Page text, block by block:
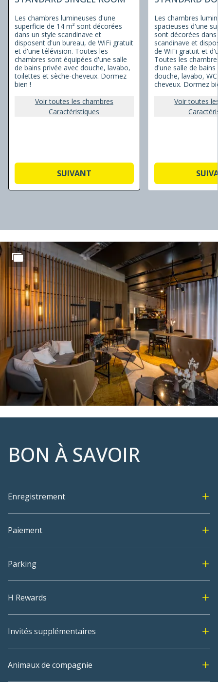
Les chambres lumineuses d'une
superficie de 14 m² sont décorées
dans un style scandinave et
disposent d'un bureau, de WiFi gratuit
et d'une télévision. Toutes les
chambres sont équipées d'une salle
de bains privée avec douche, lavabo,
toilettes et sèche-cheveux. Dormez
bien !
Voir toutes les chambres
Caractéristiques
SUIVANT
Les chambres
spacieuses d'une
sont décorées
scandinave et
de WiFi gratuit et
Toutes les
d'une salle de bains
douche, lavabo,
cheveux. Dormez
Voir toutes
BON À SAVOIR
Enregistrement
Paiement
Parking
H Rewards
Invités supplémentaires
Animaux de compagnie